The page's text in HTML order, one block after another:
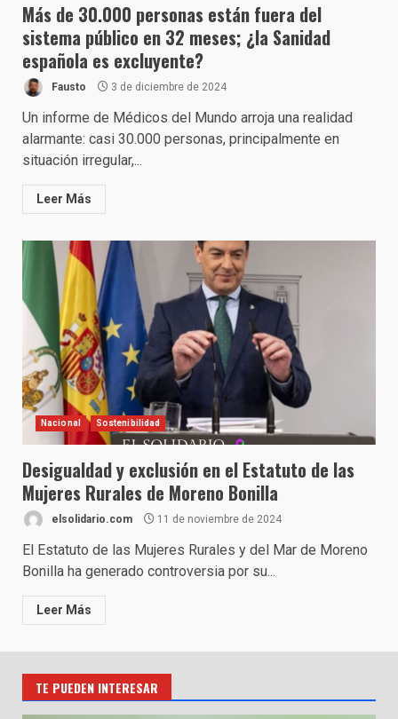
Más de 30.000 personas están fuera del
sistema público en 32 meses; ¿la Sanidad
española es excluyente?
Fausto 3 de diciembre de 2024
Un informe de Médicos del Mundo arroja una realidad
alarmante: casi 30.000 personas, principalmente en
situación irregular,...
Leer Más
Nacional Sostenibilidad
Desigualdad y exclusión en el Estatuto de las
Mujeres Rurales de Moreno Bonilla
elsolidario.com 11 de noviembre de 2024
El Estatuto de las Mujeres Rurales y del Mar de Moreno
Bonilla ha generado controversia por su...
Leer Más
TE PUEDEN INTERESAR